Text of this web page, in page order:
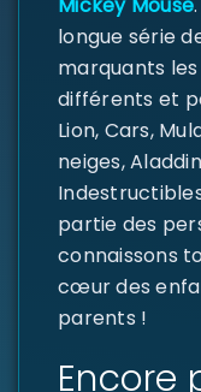
SE CONNECTER
Identifiant ou e-
Mot de passe*
SE CONNECTER
longue série
marquants les
différents et
Lion, Cars,
neiges,
partie des
connaissons
cœur des
parents !
Encore